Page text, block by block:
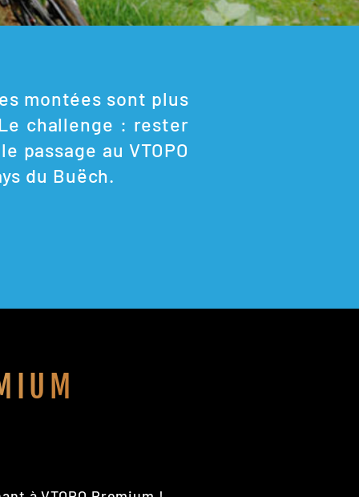
montées sont plus
challenge : rester
passage au VTOPO
du Buëch.